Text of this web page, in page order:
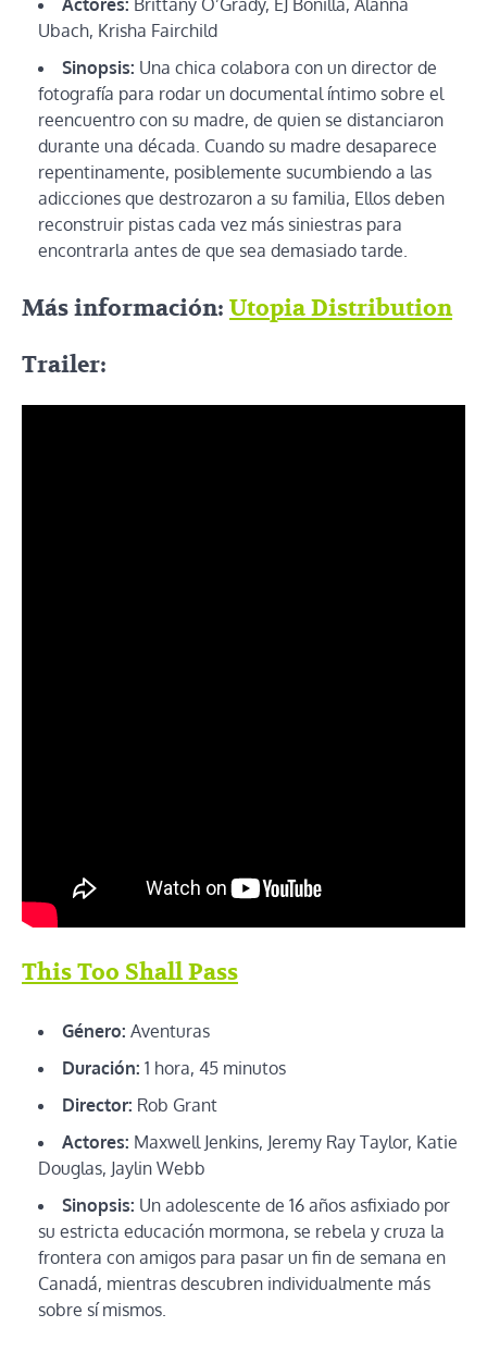
Actores: Brittany O’Grady, EJ Bonilla, Alanna
Ubach, Krisha Fairchild
Sinopsis: Una chica colabora con un director de
fotografía para rodar un documental íntimo sobre el
reencuentro con su madre, de quien se distanciaron
durante una década. Cuando su madre desaparece
repentinamente, posiblemente sucumbiendo a las
adicciones que destrozaron a su familia, Ellos deben
reconstruir pistas cada vez más siniestras para
encontrarla antes de que sea demasiado tarde.
Más información: Utopia Distribution
Trailer:
This Too Shall Pass
Género: Aventuras
Duración: 1 hora, 45 minutos
Director: Rob Grant
Actores: Maxwell Jenkins, Jeremy Ray Taylor, Katie
Douglas, Jaylin Webb
Sinopsis: Un adolescente de 16 años asfixiado por
su estricta educación mormona, se rebela y cruza la
frontera con amigos para pasar un fin de semana en
Canadá, mientras descubren individualmente más
sobre sí mismos.